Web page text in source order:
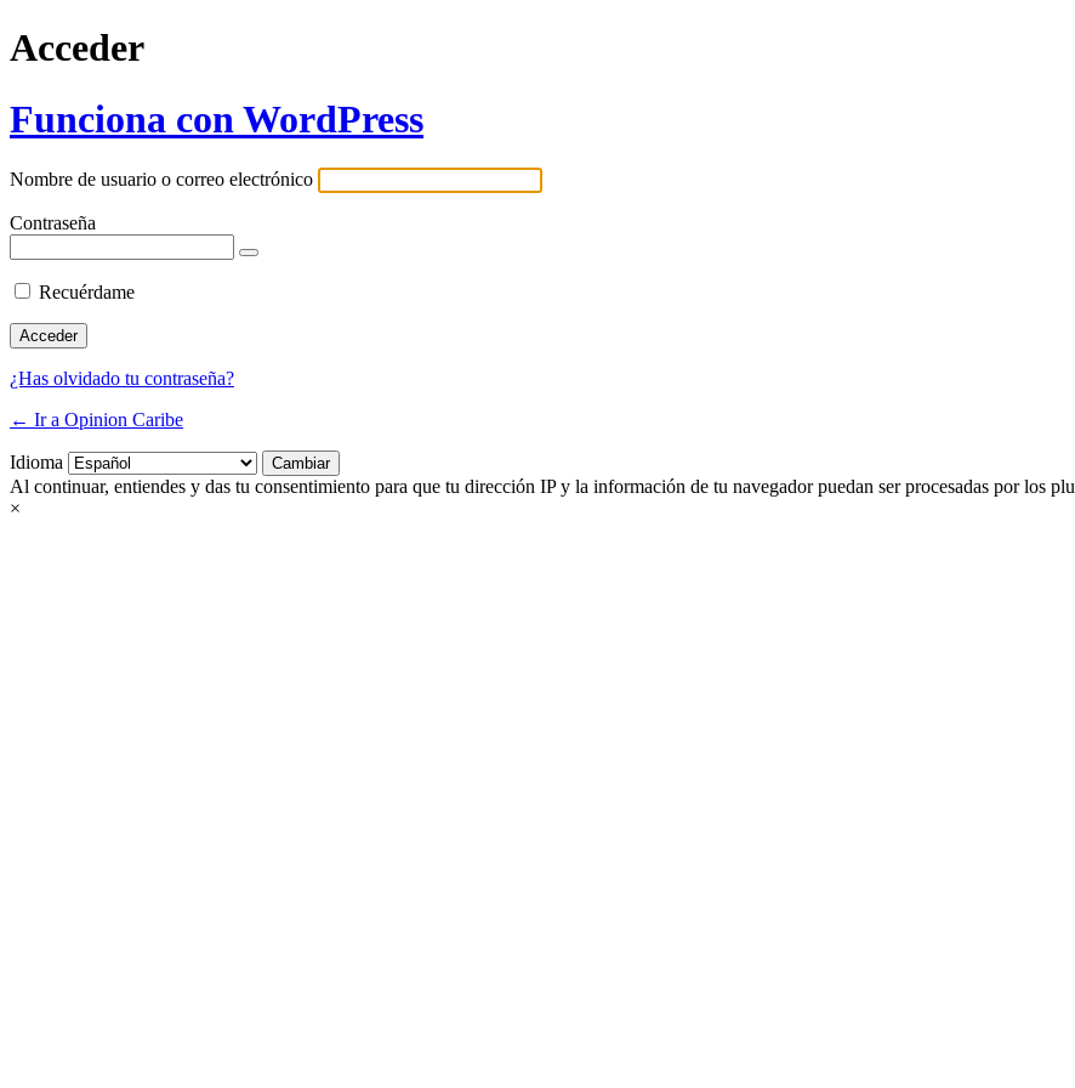
Acceder
Funciona con WordPress
Nombre de usuario o correo electrónico
Contraseña
Recuérdame
¿Has olvidado tu contraseña?
← Ir a Opinion Caribe
Idioma
Al continuar, entiendes y das tu consentimiento para que tu dirección IP y la información de tu navegador puedan ser procesadas por los
×